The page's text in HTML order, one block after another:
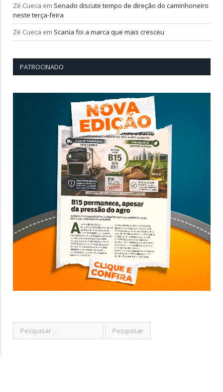
Zé Cueca em Senado discute tempo de direção do caminhoneiro
neste terça-feira
Zé Cueca em Scania foi a marca que mais cresceu
PATROCINADO